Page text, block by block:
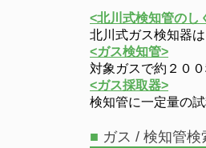
<北川式検知管のし
北川式ガス検知器
<ガス検知管>
対象ガスで約２０
<ガス採取器>
検知管に一定量の
■ ガス / 検知管検